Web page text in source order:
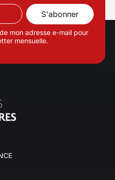
mon adresse e-mail pour
mensuelle.